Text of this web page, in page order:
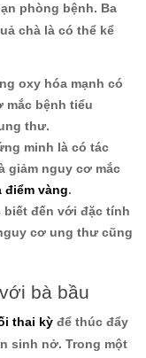
phòng bệnh. Ba
chà là có thể kể
oxy hóa mạnh có
mắc bệnh tiểu
thư.
minh là có tác
giảm nguy cơ mắc
điểm vàng.
đến với đặc tính
cơ ung thư cũng
bà bầu
thai kỳ để thúc đẩy
sinh nở. Trong một